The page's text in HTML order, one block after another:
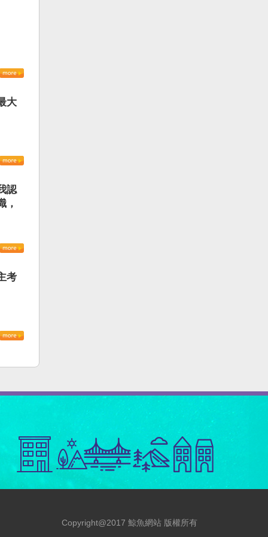
大
認
，
考
Copyright@2017 鯨魚網站 版權所有